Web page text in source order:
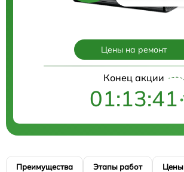
Цены на ремонт
Конец акции
01:13:40
Преимущества Этапы работ Цены